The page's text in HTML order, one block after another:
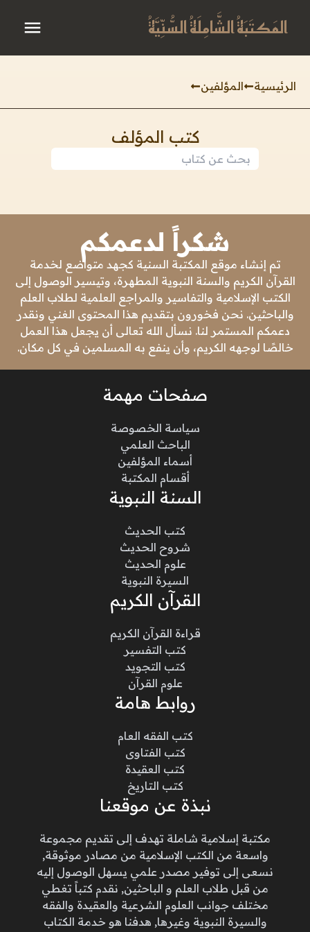
المَكتَبَةُ الشَّامِلَةُ السُّنِّيَّةُ
الرئيسية المؤلفين
كتب المؤلف
شكراً لدعمكم
تم إنشاء موقع المكتبة السنية كجهد متواضع لخدمة
القرآن الكريم والسنة النبوية المطهرة، وتيسير الوصول إلى
الكتب الإسلامية والتفاسير والمراجع العلمية لطلاب العلم
والباحثين. نحن فخورون بتقديم هذا المحتوى الغني ونقدر
دعمكم المستمر لنا. نسأل الله تعالى أن يجعل هذا العمل
خالصًا لوجهه الكريم، وأن ينفع به المسلمين في كل مكان.
صفحات مهمة
سياسة الخصوصة
الباحث العلمي
أسماء المؤلفين
أقسام المكتبة
السنة النبوية
كتب الحديث
شروح الحديث
علوم الحديث
السيرة النبوية
القرآن الكريم
قراءة القرآن الكريم
كتب التفسير
كتب التجويد
علوم القرآن
روابط هامة
كتب الفقه العام
كتب الفتاوى
كتب العقيدة
كتب التاريخ
نبذة عن موقعنا
مكتبة إسلامية شاملة تهدف إلى تقديم مجموعة
واسعة من الكتب الإسلامية من مصادر موثوقة,
نسعى إلى توفير مصدر علمي يسهل الوصول إليه
من قبل طلاب العلم و الباحثين, نقدم كتباً تغطي
مختلف جوانب العلوم الشرعية والعقيدة والفقه
والسيرة النبوية وغيرها, هدفنا هو خدمة الكتاب